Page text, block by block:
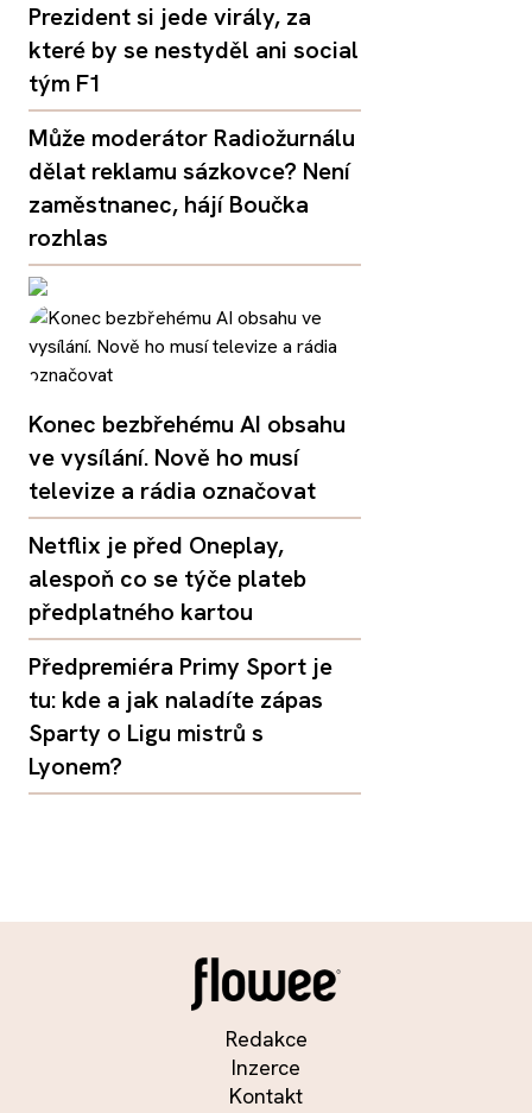
Prezident si jede virály, za
které by se nestyděl ani social
tým F1
Může moderátor Radiožurnálu
dělat reklamu sázkovce? Není
zaměstnanec, hájí Boučka
rozhlas
Konec bezbřehému AI obsahu
ve vysílání. Nově ho musí
televize a rádia označovat
Netflix je před Oneplay,
alespoň co se týče plateb
předplatného kartou
Předpremiéra Primy Sport je
tu: kde a jak naladíte zápas
Sparty o Ligu mistrů s
Lyonem?
Redakce
Inzerce
Kontakt